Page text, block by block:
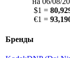
$1 =
€1 =
Бренды